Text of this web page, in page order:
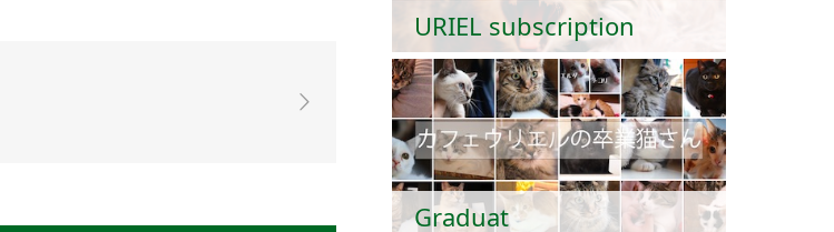
URIEL subscription
Graduat